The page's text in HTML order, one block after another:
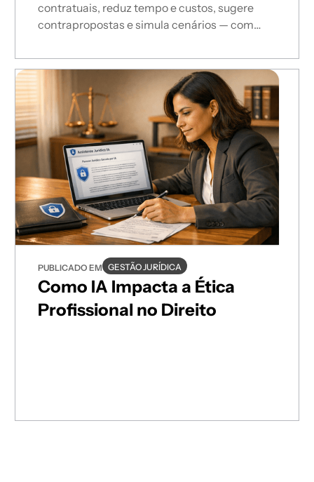
contratuais, reduz tempo e custos, sugere
contrapropostas e simula cenários — com
PUBLICADO EM GESTÃO JURÍDICA
Como IA Impacta a Ética
Profissional no Direito